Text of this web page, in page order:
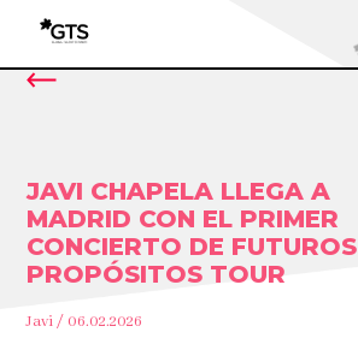
JAVI CHAPELA LLEGA A
MADRID CON EL PRIMER
CONCIERTO DE FUTUROS
PROPÓSITOS TOUR
Javi / 06.02.2026